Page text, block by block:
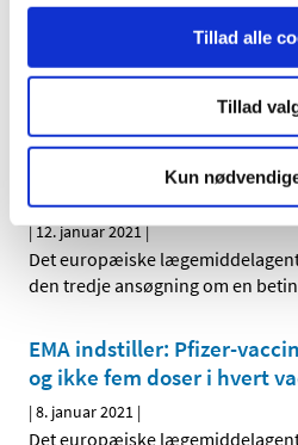
Tillad alle
Tillad
Kun
De første COVID-19-vacciner er
Nu har lægemiddelmyndigheder
EMA har modtaget tredje
betinget
mod COVID-19
|12. januar 2021|
Det europæiske
den tredje ansøgning om en
EMA indstiller: Pfizer-
og ikke fem doser i hvert
|8. januar 2021 |
Det europæiske